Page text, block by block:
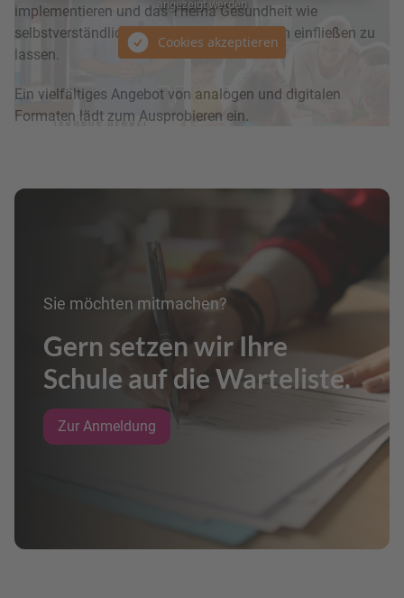
implementieren und das Thema Gesundheit wie
selbstverständlich in die täglichen Routinen einfließen zu
lassen.
Ein vielfältiges Angebot von analogen und digitalen
Formaten lädt zum Ausprobieren ein.
Sie möchten mitmachen?
Gern setzen wir Ihre
Schule auf die Warteliste.
Zur Anmeldung